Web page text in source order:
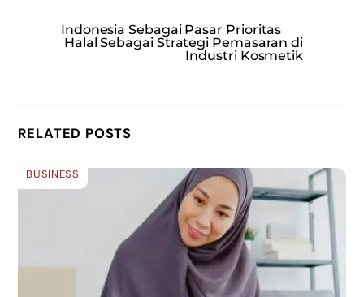
Indonesia Sebagai Pasar Prioritas
Halal Sebagai Strategi Pemasaran di
Industri Kosmetik
RELATED POSTS
BUSINESS